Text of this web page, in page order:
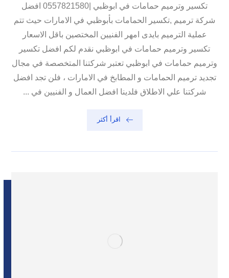
تكسير وترميم حمامات في ابوظبي |0557821580 افضل
شركة ترميم ,تكسير الحمامات بأبوظبي في الامارات حيث تتم
عملية الترميم بايدى امهر الفنيين المختصين باقل الاسعار
تكسير وترميم حمامات في ابوظبي نقدم لكم افضل تكسير
وترميم حمامات في ابوظبي تعتبر شركتنا المتخصصة في مجال
تجديد ترميم الحمامات و المطابخ في الامارات ، فلن تجد افضل
شركتنا علي الاطلاق فلدينا افضل العمال و الفنيين في ...
اقرأ أكثر